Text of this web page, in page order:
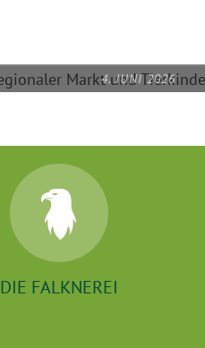
4. JUNI 2026
REGIONALER
TIERKINDER AM
READ MORE
DIE FALKNEREI